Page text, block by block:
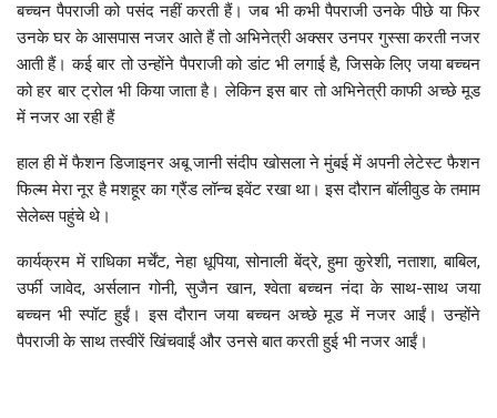
बच्चन पैपराजी को पसंद नहीं करती हैं। जब भी कभी पैपराजी उनके पीछे या फिर
उनके घर के आसपास नजर आते हैं तो अभिनेत्री अक्सर उनपर गुस्सा करती नजर
आती हैं। कई बार तो उन्होंने पैपराजी को डांट भी लगाई है, जिसके लिए जया बच्चन
को हर बार ट्रोल भी किया जाता है। लेकिन इस बार तो अभिनेत्री काफी अच्छे मूड
में नजर आ रही हैं
हाल ही में फैशन डिजाइनर अबू जानी संदीप खोसला ने मुंबई में अपनी लेटेस्ट फैशन
फिल्म मेरा नूर है मशहूर का ग्रैंड लॉन्च इवेंट रखा था। इस दौरान बॉलीवुड के तमाम
सेलेब्स पहुंचे थे।
कार्यक्रम में राधिका मर्चेंट, नेहा धूपिया, सोनाली बेंद्रे, हुमा कुरेशी, नताशा, बाबिल,
उर्फी जावेद, अर्सलान गोनी, सुजैन खान, श्वेता बच्चन नंदा के साथ-साथ जया
बच्चन भी स्पॉट हुईं। इस दौरान जया बच्चन अच्छे मूड में नजर आईं। उन्होंने
पैपराजी के साथ तस्वीरें खिंचवाईं और उनसे बात करती हुई भी नजर आईं।